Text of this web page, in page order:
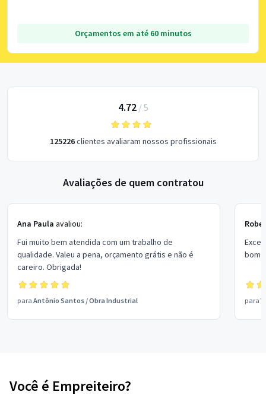
Orçamentos em até 60 minutos
4.72/ 5
125226clientes avaliaram nossos profissionais
Avaliações de quem contratou
Ana Paula avaliou:
Fui muito bem atendida com um trabalho de
qualidade. Valeu a pena, orçamento grátis e não é
careiro. Obrigada!
para Antônio Santos /Obra Industrial
bom
para
Você é Empreiteiro?